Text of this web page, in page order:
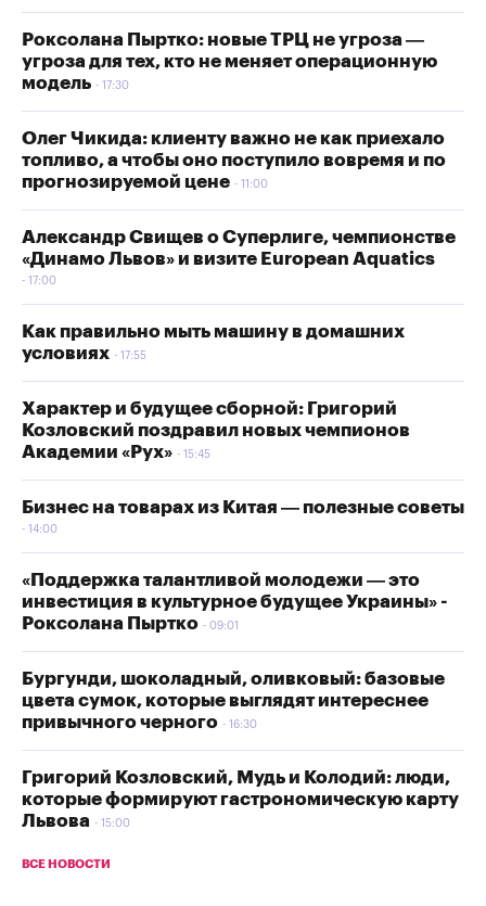
Роксолана Пыртко: новые ТРЦ не угроза —
угроза для тех, кто не меняет операционную
модель
17:30
Олег Чикида: клиенту важно не как приехало
топливо, а чтобы оно поступило вовремя и по
прогнозируемой цене
11:00
Александр Свищев о Суперлиге, чемпионстве
«Динамо Львов» и визите European Aquatics
17:00
Как правильно мыть машину в домашних
условиях
17:55
Характер и будущее сборной: Григорий
Козловский поздравил новых чемпионов
Академии «Рух»
15:45
Бизнес на товарах из Китая — полезные советы
14:00
«Поддержка талантливой молодежи — это
инвестиция в культурное будущее Украины» -
Роксолана Пыртко
09:01
Бургунди, шоколадный, оливковый: базовые
цвета сумок, которые выглядят интереснее
привычного черного
16:30
Григорий Козловский, Мудь и Колодий: люди,
которые формируют гастрономическую карту
Львова
15:00
ВСЕ НОВОСТИ